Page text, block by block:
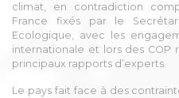
climat, en contradiction
France fixés par le
Ecologique, avec les
internationale et lors des COP
principaux rapports d’experts.
Le pays fait face à des